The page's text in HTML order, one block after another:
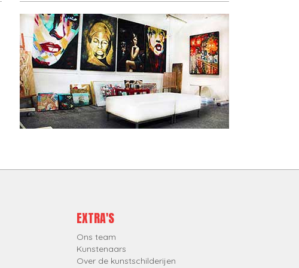
EXTRA'S
Ons team
Kunstenaars
Over de kunstschilderijen